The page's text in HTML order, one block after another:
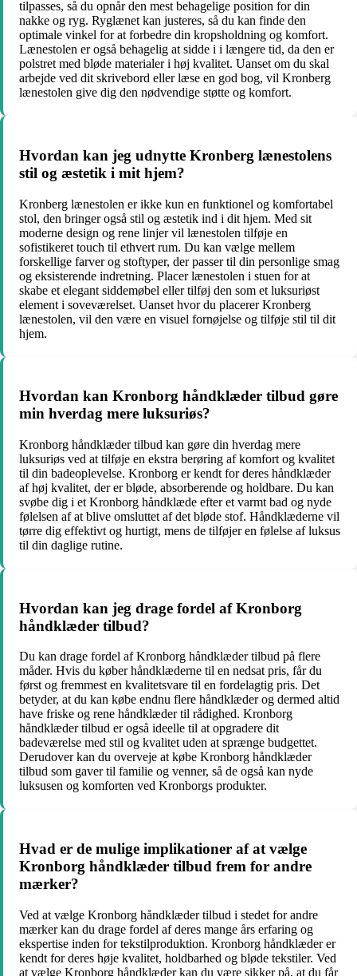
tilpasses, så du opnår den mest behagelige position for din
nakke og ryg. Ryglænet kan justeres, så du kan finde den
optimale vinkel for at forbedre din kropsholdning og komfort.
Lænestolen er også behagelig at sidde i i længere tid, da den er
polstret med bløde materialer i høj kvalitet. Uanset om du skal
arbejde ved dit skrivebord eller læse en god bog, vil Kronberg
lænestolen give dig den nødvendige støtte og komfort.
Hvordan kan jeg udnytte Kronberg lænestolens
stil og æstetik i mit hjem?
Kronberg lænestolen er ikke kun en funktionel og komfortabel
stol, den bringer også stil og æstetik ind i dit hjem. Med sit
moderne design og rene linjer vil lænestolen tilføje en
sofistikeret touch til ethvert rum. Du kan vælge mellem
forskellige farver og stoftyper, der passer til din personlige smag
og eksisterende indretning. Placer lænestolen i stuen for at
skabe et elegant siddemøbel eller tilføj den som et luksuriøst
element i soveværelset. Uanset hvor du placerer Kronberg
lænestolen, vil den være en visuel fornøjelse og tilføje stil til dit
hjem.
Hvordan kan Kronborg håndklæder tilbud gøre
min hverdag mere luksuriøs?
Kronborg håndklæder tilbud kan gøre din hverdag mere
luksuriøs ved at tilføje en ekstra berøring af komfort og kvalitet
til din badeoplevelse. Kronborg er kendt for deres håndklæder
af høj kvalitet, der er bløde, absorberende og holdbare. Du kan
svøbe dig i et Kronborg håndklæde efter et varmt bad og nyde
følelsen af at blive omsluttet af det bløde stof. Håndklæderne vil
tørre dig effektivt og hurtigt, mens de tilføjer en følelse af luksus
til din daglige rutine.
Hvordan kan jeg drage fordel af Kronborg
håndklæder tilbud?
Du kan drage fordel af Kronborg håndklæder tilbud på flere
måder. Hvis du køber håndklæderne til en nedsat pris, får du
først og fremmest en kvalitetsvare til en fordelagtig pris. Det
betyder, at du kan købe endnu flere håndklæder og dermed altid
have friske og rene håndklæder til rådighed. Kronborg
håndklæder tilbud er også ideelle til at opgradere dit
badeværelse med stil og kvalitet uden at sprænge budgettet.
Derudover kan du overveje at købe Kronborg håndklæder
tilbud som gaver til familie og venner, så de også kan nyde
luksusen og komforten ved Kronborgs produkter.
Hvad er de mulige implikationer af at vælge
Kronborg håndklæder tilbud frem for andre
mærker?
Ved at vælge Kronborg håndklæder tilbud i stedet for andre
mærker kan du drage fordel af deres mange års erfaring og
ekspertise inden for tekstilproduktion. Kronborg håndklæder er
kendt for deres høje kvalitet, holdbarhed og bløde tekstiler. Ved
at vælge Kronborg håndklæder kan du være sikker på, at du får